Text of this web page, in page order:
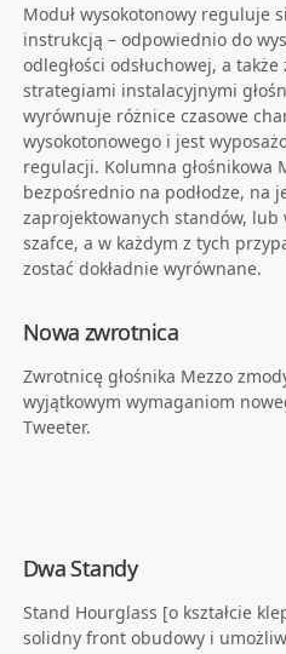
Moduł wysokotonowy reguluje
instrukcją – odpowiednio do
odległości odsłuchowej, a
strategiami instalacyjnymi
wyrównuje różnice czasowe
wysokotonowego i jest
regulacji. Kolumna głośnikowa
bezpośrednio na podłodze, na
zaprojektowanych standów,
szafce, a w każdym z tych
zostać dokładnie wyrównane.
Nowa zwrotnica
Zwrotnicę głośnika Mezzo
wyjątkowym wymaganiom
Tweeter.
Dwa Standy
Stand Hourglass [o kształcie
solidny front obudowy i